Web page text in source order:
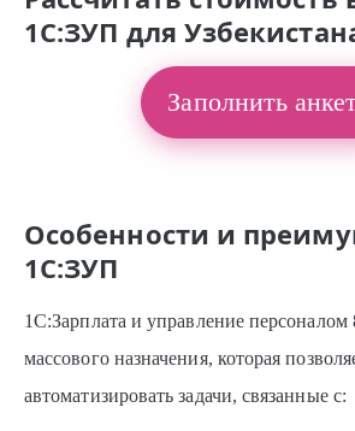
1С:ЗУП для
Заполнить
Особенности и
1С:ЗУП
1С:Зарплата и управление персоналом
массового назначения, которая
автоматизировать задачи, связанные с: